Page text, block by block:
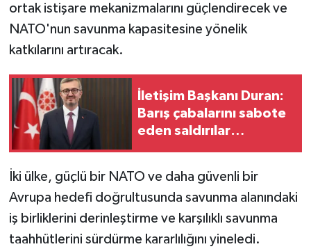
ortak istişare mekanizmalarını güçlendirecek ve
NATO'nun savunma kapasitesine yönelik
katkılarını artıracak.
İletişim Başkanı Duran:
Barış çabalarını sabote
eden saldırılar
İki ülke, güçlü bir NATO ve daha güvenli bir
Avrupa hedefi doğrultusunda savunma alanındaki
iş birliklerini derinleştirme ve karşılıklı savunma
taahhütlerini sürdürme kararlılığını yineledi.